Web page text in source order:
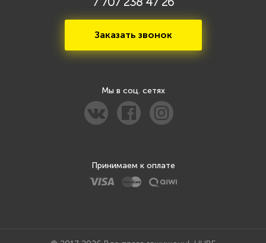
7 707 238 47 26
Заказать звонок
Мы в соц. сетях
Принимаем к оплате